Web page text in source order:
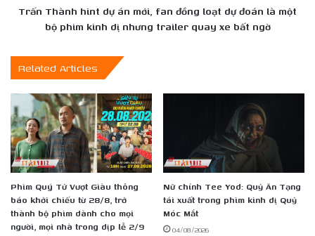
một
bộ
dị
nhưng
trailer
quay
xe
bất
ngờ
Trấn Thành hint dự án mới, fan đồng loạt dự đoán là một
bộ phim kinh dị nhưng trailer quay xe bất ngờ
Related Articles
Phim Quý Tử Vượt Giàu thông
báo khởi chiếu từ 28/8, trở
thành bộ phim dành cho mọi
người, mọi nhà trong dịp lễ 2/9
Nữ chính Tee Yod: Quỷ Ăn Tạng
tái xuất trong phim kinh dị Quỷ
Móc Mắt
04/08/2026